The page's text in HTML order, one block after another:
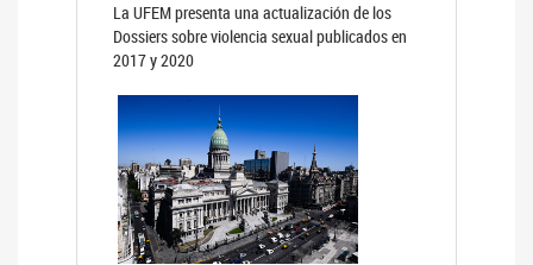
La UFEM presenta una actualización de los
Dossiers sobre violencia sexual publicados en
2017 y 2020